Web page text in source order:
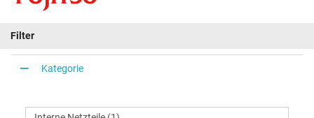
Filter
Kategorie